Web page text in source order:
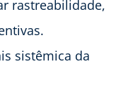
rastreabilidade,
sistêmica da